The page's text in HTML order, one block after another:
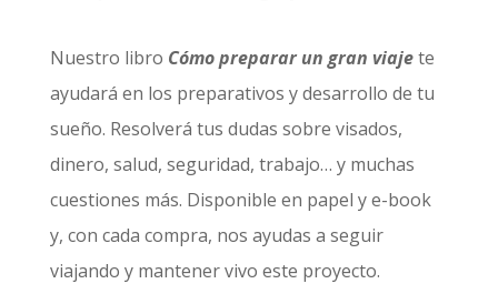
Nuestro libro Cómo preparar un gran viajete
ayudará en los preparativos y desarrollo de tu
sueño. Resolverá tus dudas sobre visados,
dinero, salud, seguridad, trabajo… y muchas
cuestiones más. Disponible en papel y e-book
y, con cada compra, nos ayudas a seguir
viajando y mantener vivo este proyecto.